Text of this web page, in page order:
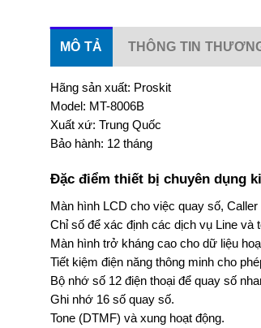
MÔ TẢ THÔNG TIN
Hãng sản xuất: Proskit
Model: MT-8006B
Xuất xứ: Trung Quốc
Bảo hành: 12 tháng
Đặc điểm thiết bị chuyên dụng
Màn hình LCD cho việc quay số,
Chỉ số để xác định các dịch vụ Line và
Màn hình trở kháng cao cho dữ liệu
Tiết kiệm điện năng thông minh cho
Bộ nhớ số 12 điện thoại để quay số
Ghi nhớ 16 số quay số.
Tone (DTMF) và xung hoạt động.